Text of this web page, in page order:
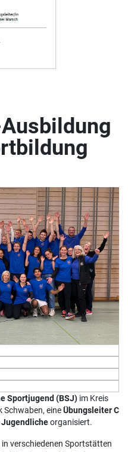
Sportjugend (BSJ) im Kreis
Schwaben, eineÜbungsleiter C
organisiert.
verschiedenen Sportstätten